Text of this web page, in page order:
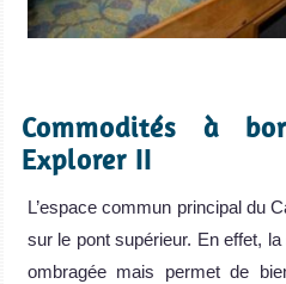
Commodités à
Explorer II
L’espace commun principal du
sur le pont supérieur. En effet,
ombragée mais permet de